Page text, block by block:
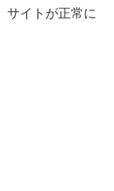
サイトが正常に